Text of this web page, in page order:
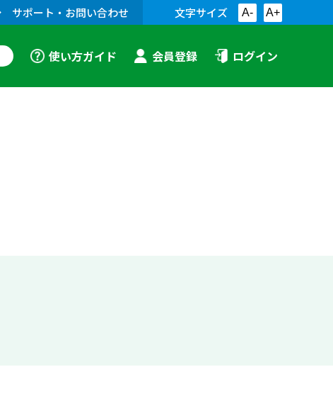
サポート・お問い合わせ 文字サイズ A- A+
使い方ガイド 会員登録 ログイン